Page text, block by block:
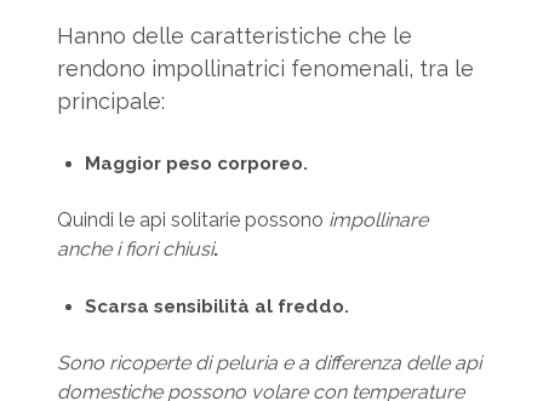
Hanno delle caratteristiche che le
rendono impollinatrici fenomenali, tra le
principale:
Maggior peso corporeo.
Quindi le api solitarie possono impollinare
anche i fiori chiusi.
Scarsa sensibilità al freddo.
Sono ricoperte di peluria e a differenza delle api
domestiche possono volare con temperature